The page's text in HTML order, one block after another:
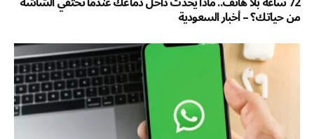
من حياتك؟ – أخبار السعودية